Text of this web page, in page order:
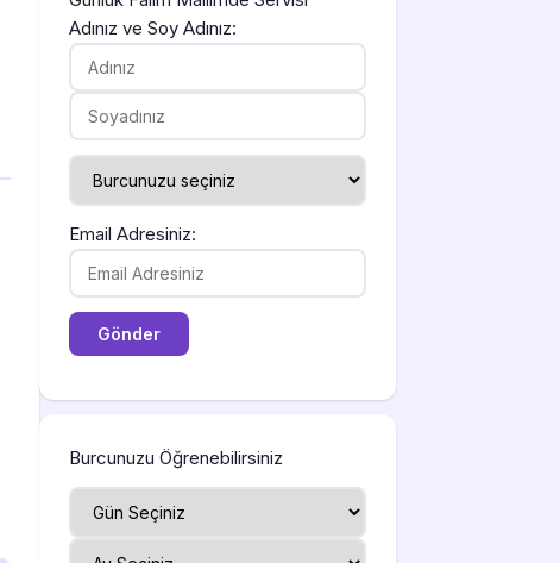
Adınız ve Soy Adınız:
Email Adresiniz:
Burcunuzu Öğrenebilirsiniz